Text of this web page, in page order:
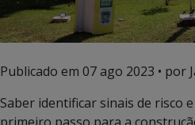
Publicado em 07 ago 2023 • por
Saber identificar sinais de risco
primeiro passo para a